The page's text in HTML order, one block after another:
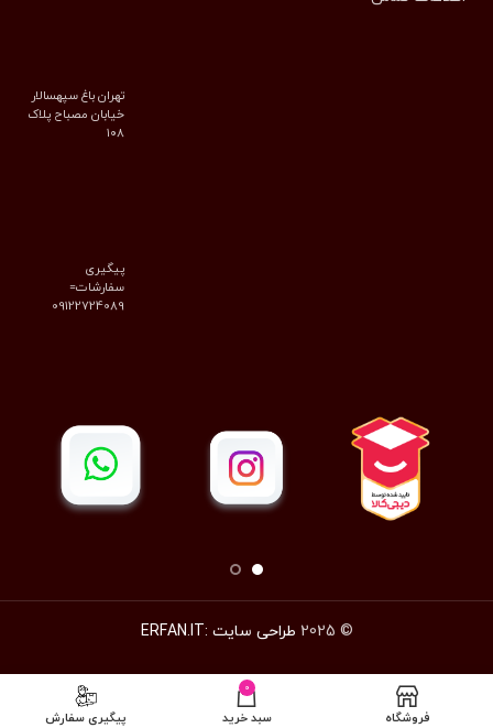
تهران باغ سپهسالار
خیابان مصباح پلاک
۱۰۸
پیگیری
سفارشات=
09122724089
© 2025 طراحی سایت :ERFAN.IT
فروشگاه
0
سبد خرید پیگیری سفارش